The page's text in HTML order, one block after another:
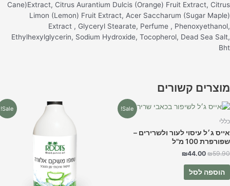
Cane)Extract, Citrus Aurantium Dulcis (Orange) Fruit Extract,
Limon (Lemon) Fruit Extract, Acer Saccharum (Sugar
Extract , Glyceryl Stearate, Perfume ,
Ethylhexylglycerin, Sodium Hydroxide, Tocopherol, Dead Sea
קשורים
Sale!
ג׳ל עיסוי לעור ולשרירים –
100 מ"ל
₪
המחיר
₪59.90.
₪44.00
המחיר
₪44.00.
הוספה לסל
Sale!
₪65.00.
המחיר